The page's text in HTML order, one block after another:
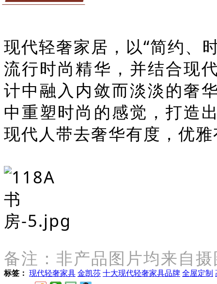
现代轻奢家居，以“简约、
流行时尚精华，并结合现
计中融入内敛而淡淡的奢
中重塑时尚的感觉，打造
现代人带去奢华有度，优
备注：非产品图片均来自
标签： 现代轻奢家具 金凯莎 十大现代轻奢家具品牌 全屋定制